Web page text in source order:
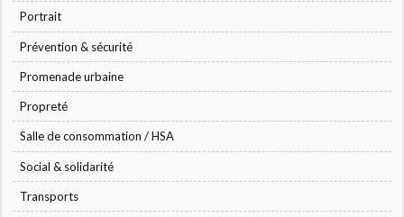
Portrait
Prévention & sécurité
Promenade urbaine
Propreté
Salle de consommation / HSA
Social & solidarité
Transports